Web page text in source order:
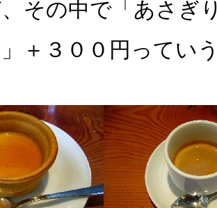
その中で「あさぎ
＋３００円ってい